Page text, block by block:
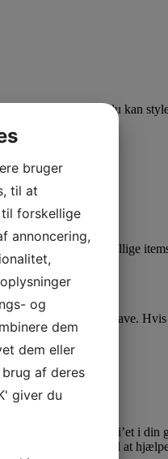
dage, eller du kan
Med de forskellige
til et absolut must have.
tilføje prikken over i’et i din
, vi vil altid være klar til at
bruger
til at
forskellige
annoncering,
og
dem
dem eller
af deres
giver du